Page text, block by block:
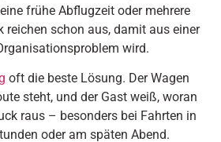
frühe Abflugzeit oder mehrere
reichen schon aus, damit aus einer
wird.
oft die beste Lösung. Der Wagen
steht, und der Gast weiß, woran
raus – besonders bei Fahrten in
oder am späten Abend.